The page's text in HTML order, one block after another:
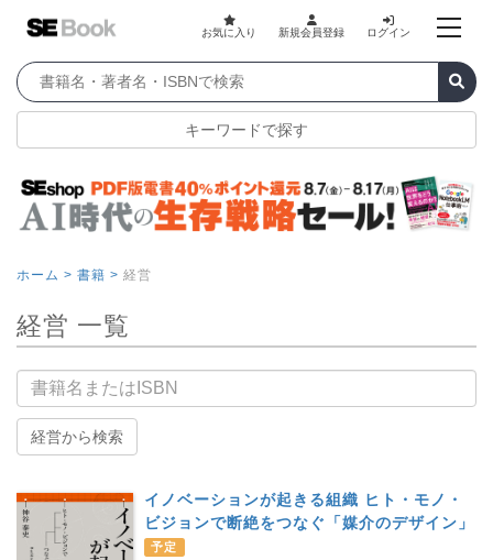
お気に入り 新規会員登録 ログイン
キーワードで探す
ホーム > 書籍 > 経営
経営 一覧
書籍名
経営から検索
イノベーションが起きる組織 ヒト・モノ・
ビジョンで断絶をつなぐ「媒介のデザイン」
予定